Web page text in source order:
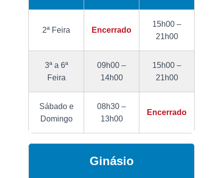
2ª Feira Encerrado
15h00 –
21h00
3ª a 6ª
Feira
09h00 –
14h00
15h00 –
21h00
Sábado e
Domingo
08h30 –
13h00
Encerrado
Ginásio